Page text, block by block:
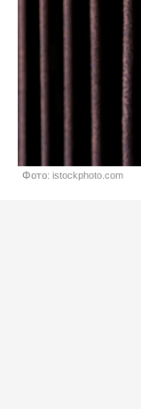
Фото: istockphoto.com